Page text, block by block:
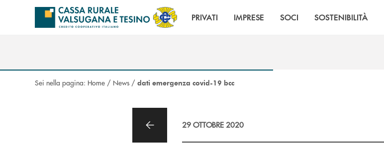
Salta al contenuto principale
PRIVATI IMPRESE SOCI SOSTENIBILITÀ
Sei nella pagina: Home / News / dati emergenza covid-19 bcc
29 OTTOBRE 2020